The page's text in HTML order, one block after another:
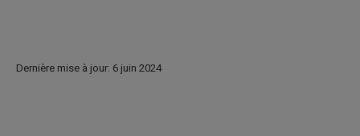
Dernière mise à jour: 6 juin 2024